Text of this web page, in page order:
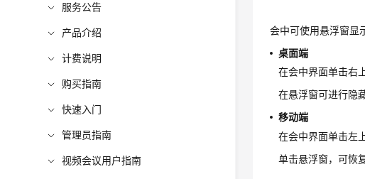
服务公告
产品介绍
计费说明
购买指南
快速入门
管理员指南
视频会议用户指南
会中可使用悬浮窗显
桌面端
在会中界面单击右
在悬浮窗可进行隐
移动端
在会中界面单击左
单击悬浮窗，可恢